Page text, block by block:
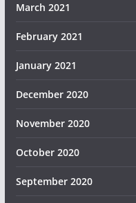
March 2021
February 2021
January 2021
December 2020
November 2020
October 2020
September 2020